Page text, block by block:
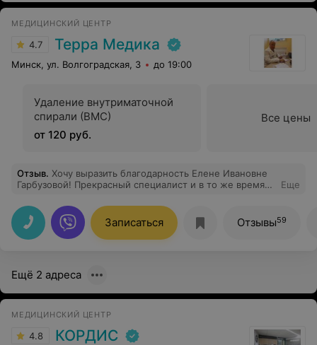
есть такие врачи!
МЕДИЦИНСКИЙ ЦЕНТР
4.7 Терра Медика
Минск, ул. Волгоградская, 3 до 19:00
Удаление внутриматочной
спирали (ВМС)
от 120 руб.
Все цены
Отзыв. Хочу выразить благодарность Елене Ивановне
Гарбузовой! Прекрасный специалист и в то же время
лечение и сами приёмы, которые у других
специалистов доставляли стресс, а у Елены Ивановны
приносят только положительные впечатления!
Еще
Записаться Отзывы59
Ещё 2 адреса
МЕДИЦИНСКИЙ ЦЕНТР
4.8 КОРДИС